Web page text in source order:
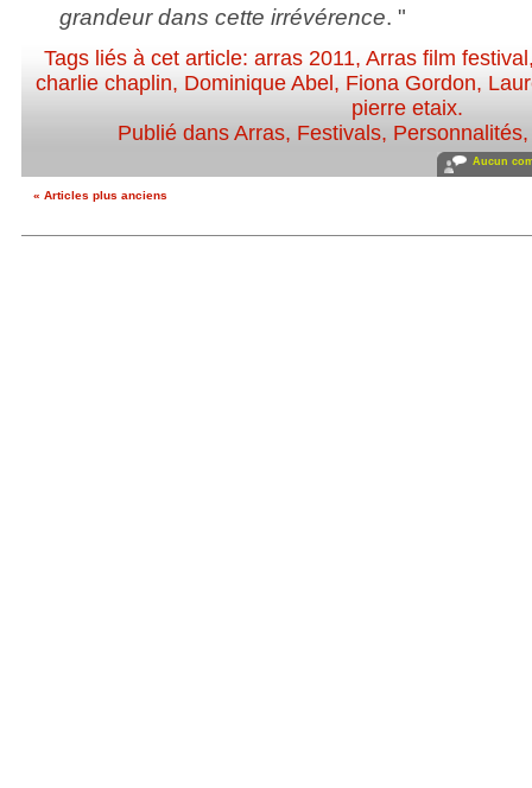
grandeur dans cette irrévérence. "
Tags liés à cet article:arras 2011,Arras film festival
charlie chaplin, Dominique Abel , Fiona Gordon,
pierre etaix.
Publié dansArras, Festivals,
Aucun
« Articles plus anciens